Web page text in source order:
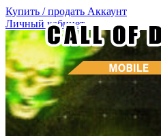
Купить / продать Аккаунт
Личный кабинет